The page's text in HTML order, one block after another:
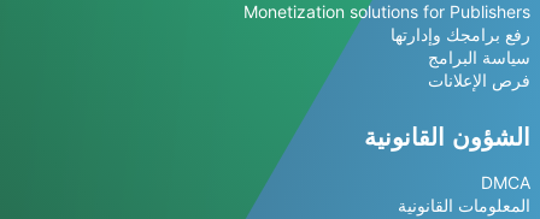
Monetization solutions for Publishers
رفع برامجك وإدارتها
سياسة البرامج
فرص الإعلانات
الشؤون القانونية
DMCA
المعلومات القانونية